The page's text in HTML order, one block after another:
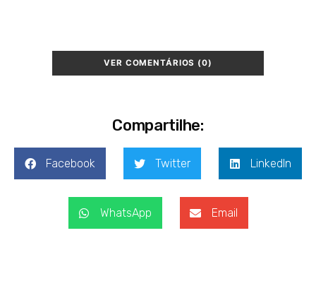
VER COMENTÁRIOS (0)
Compartilhe:
Facebook Twitter LinkedIn
WhatsApp Email